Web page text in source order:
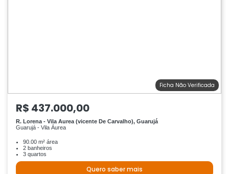
Ficha Não Verificada
R$ 437.000,00
R. Lorena - Vila Aurea (vicente De Carvalho), Guarujá
Guarujá - Vila Áurea
90.00 m² área
2 banheiros
3 quartos
Quero saber mais